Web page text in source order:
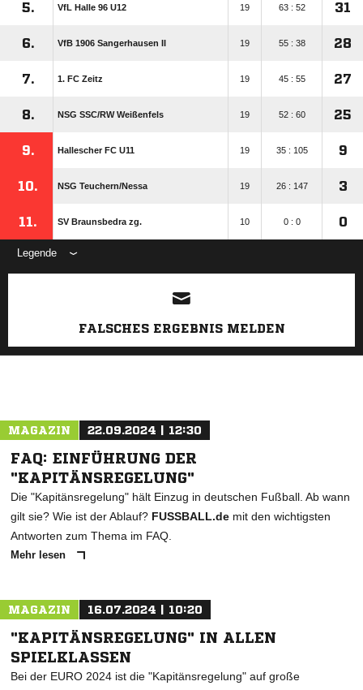
5. VfL Halle 96 U12 19 63 : 52 31
6. VfB 1906 Sangerhausen II 19 55 : 38 28
7. 1. FC Zeitz 19 45 : 55 27
8. NSG SSC/​RW Weißenfels 19 52 : 60 25
9. Hallescher FC U11 19 35 : 105 9
10. NSG Teuchern/​Nessa 19 26 : 147 3
11. SV Braunsbedra zg. 10 0 : 0 0
Legende
ANZEIGE
FALSCHES ERGEBNIS MELDEN
MAGAZIN 22.09.2024 | 12:30
FAQ: EINFÜHRUNG DER
"KAPITÄNSREGELUNG"
Die "Kapitänsregelung" hält Einzug in deutschen Fußball. Ab wann
gilt sie? Wie ist der Ablauf? FUSSBALL.de mit den wichtigsten
Antworten zum Thema im FAQ.
Mehr lesen
MAGAZIN 16.07.2024 | 10:20
"KAPITÄNSREGELUNG" IN ALLEN
SPIELKLASSEN
Bei der EURO 2024 ist die "Kapitänsregelung" auf große